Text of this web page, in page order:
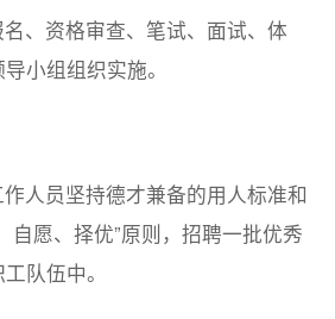
、资格审查、笔试、面试、体
小组组织实施。
人员坚持德才兼备的用人标准和
自愿、择优”原则，招聘一批优秀
队伍中。